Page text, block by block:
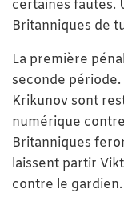
certaines fautes.
Britanniques de
La première
seconde
Krikunov sont
numérique
Britanniques
laissent partir
contre le gardien.